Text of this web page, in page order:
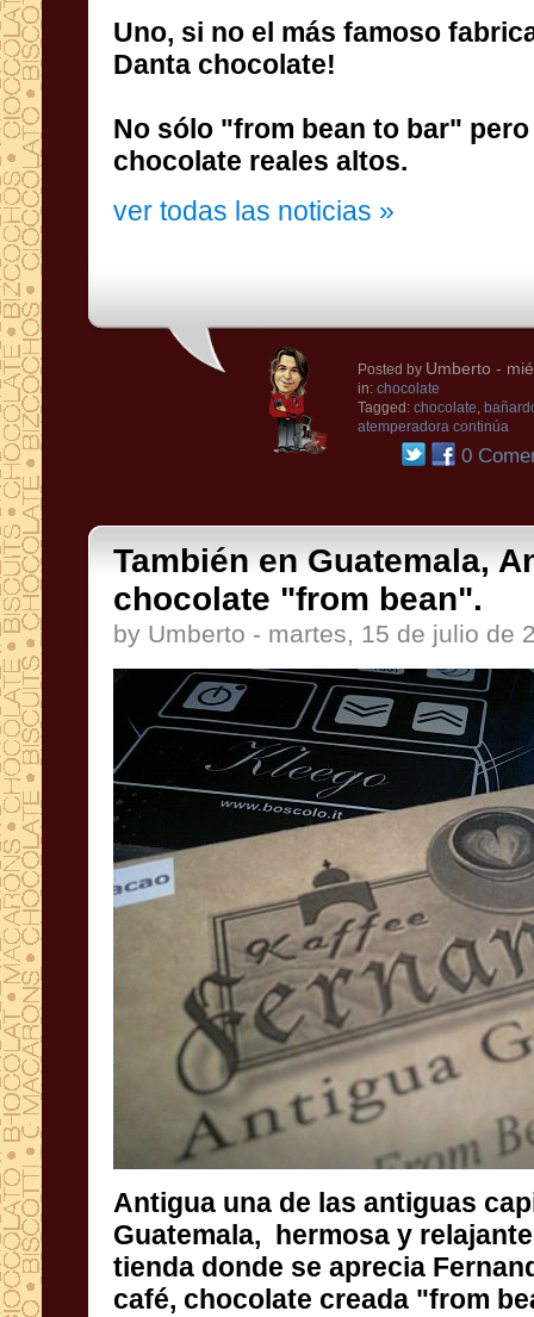
Uno, si no el más famoso
Danta chocolate!
No sólo "from bean to bar" pero
chocolate reales altos.
ver todas las noticias »
Posted by Umberto -
in: chocolate
Tagged: chocolate,
atemperadora continúa
0
También en Guatemala,
chocolate "from bean".
by Umberto - martes, 15 de julio de
Antigua una de las antiguas
Guatemala, hermosa y relajante
tienda donde se aprecia
café, chocolate creada "from